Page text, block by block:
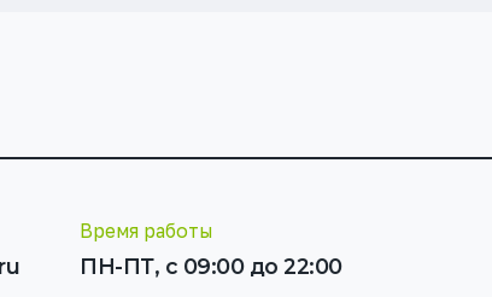
Время работы
ПН-ПТ, с 09:00 до 22:00